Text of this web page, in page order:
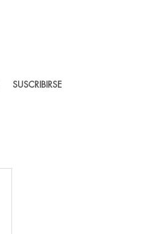
SUSCRIBIRSE